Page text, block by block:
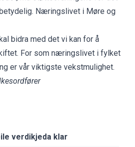
Næringslivet i Møre og
bidra med det vi kan for å
For som næringslivet i fylket
er vår viktigste vekstmulighet.
verdikjeda klar